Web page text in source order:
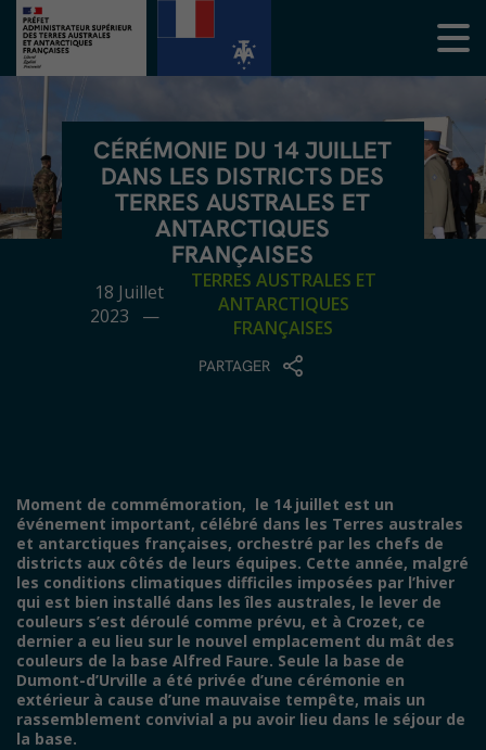
CÉRÉMONIE DU 14 JUILLET
DANS LES DISTRICTS DES
TERRES AUSTRALES ET
ANTARCTIQUES
FRANÇAISES
18 Juillet
2023 —
TERRES AUSTRALES ET
ANTARCTIQUES
FRANÇAISES
PARTAGER
Moment de commémoration, le 14 juillet est un
événement important, célébré dans les Terres australes
et antarctiques françaises, orchestré par les chefs de
districts aux côtés de leurs équipes. Cette année, malgré
les conditions climatiques difficiles imposées par l’hiver
qui est bien installé dans les îles australes, le lever de
couleurs s’est déroulé comme prévu, et à Crozet, ce
dernier a eu lieu sur le nouvel emplacement du mât des
couleurs de la base Alfred Faure. Seule la base de
Dumont-d’Urville a été privée d’une cérémonie en
extérieur à cause d’une mauvaise tempête, mais un
rassemblement convivial a pu avoir lieu dans le séjour de
la base.